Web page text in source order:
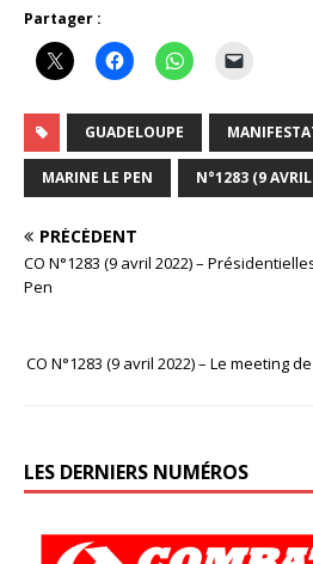
Partager :
GUADELOUPE
MARINE LE PEN N°1283 (9
PRÉCÉDENT
CO N°1283 (9 avril 2022) –
Pen
CO N°1283 (9 avril 2022) – Le meeting
LES DERNIERS NUMÉROS